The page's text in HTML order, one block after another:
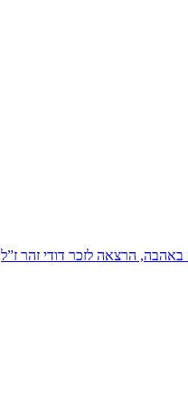
הרצאה לזכר דודי זהר ז”ל